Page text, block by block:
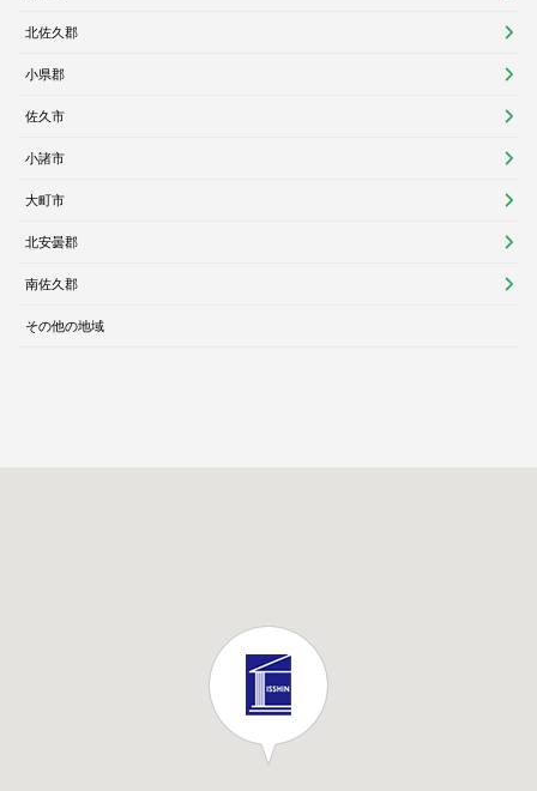
北佐久郡
小県郡
佐久市
小諸市
大町市
北安曇郡
南佐久郡
その他の地域